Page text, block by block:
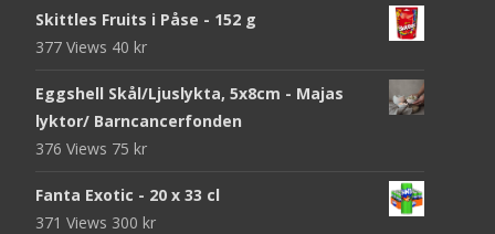
Skittles Fruits i Påse - 152 g
377 Views 40 kr
Eggshell Skål/Ljuslykta, 5x8cm - Majas
lyktor/ Barncancerfonden
376 Views 75 kr
Fanta Exotic - 20 x 33 cl
371 Views 300 kr